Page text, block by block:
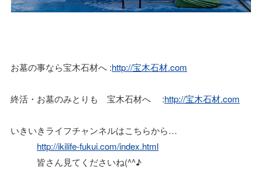
お墓の事なら宝木石材へ :http://宝木石材.com
終活・お墓のみとりも 宝木石材へ :http://宝木石材.com
いきいきライフチャンネルはこちらから…
http://ikilife-fukui.com/index.html
皆さん見てくださいね(^^♪